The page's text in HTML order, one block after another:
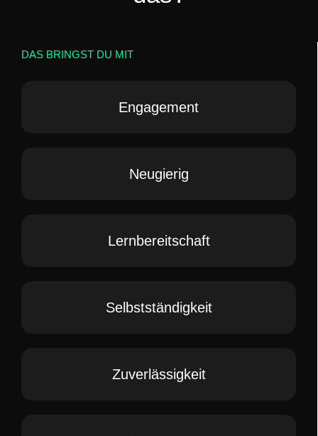
DAS BRINGST DU MIT
Engagement
Neugierig
Lernbereitschaft
Selbstständigkeit
Zuverlässigkeit